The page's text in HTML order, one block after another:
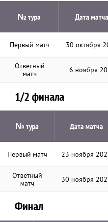
№ тура Дата матча
Первый матч 30 октября
Ответный
матч
6 ноября
1/2 финала
№ тура Дата матча
Первый матч 23 ноября
Ответный
матч
30 ноября
Финал